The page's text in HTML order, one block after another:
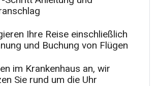
Ihre Reise einschließlich
und Buchung von Flügen
im Krankenhaus an, wir
Sie rund um die Uhr